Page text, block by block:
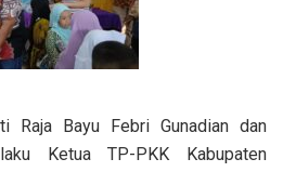
Raja Bayu Febri Gunadian dan
Ketua TP-PKK Kabupaten